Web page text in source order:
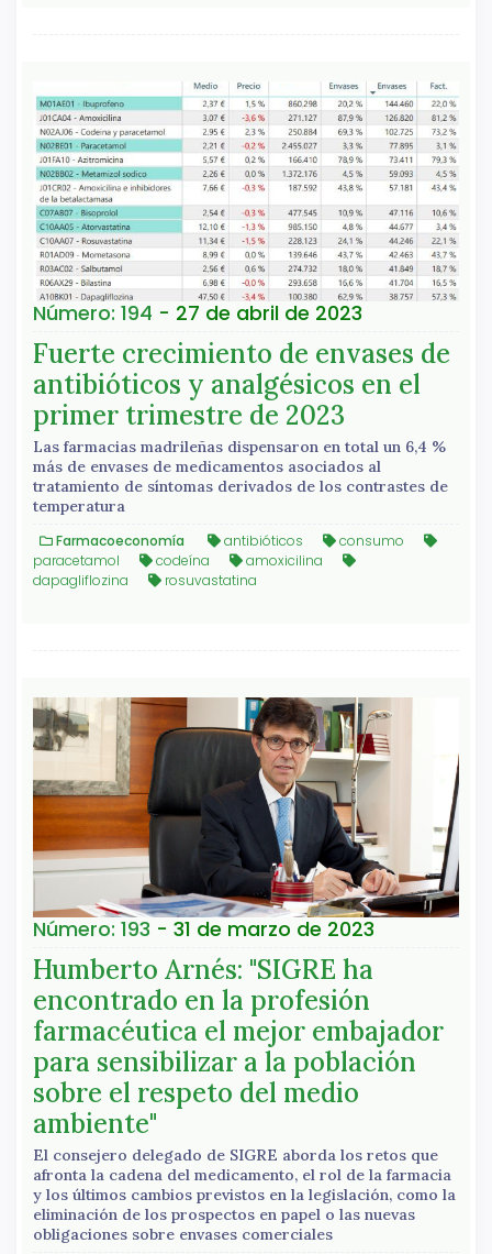
Número: 194 - 27 de abril de 2023
Fuerte crecimiento de envases de
antibióticos y analgésicos en el
primer trimestre de 2023
Las farmacias madrileñas dispensaron en total un 6,4 %
más de envases de medicamentos asociados al
tratamiento de síntomas derivados de los contrastes de
temperatura
Farmacoeconomía antibióticos
consumo
paracetamol
codeína
amoxicilina
dapagliflozina
rosuvastatina
Número: 193 - 31 de marzo de 2023
Humberto Arnés: "SIGRE ha
encontrado en la profesión
farmacéutica el mejor embajador
para sensibilizar a la población
sobre el respeto del medio
ambiente"
El consejero delegado de SIGRE aborda los retos que
afronta la cadena del medicamento, el rol de la farmacia
y los últimos cambios previstos en la legislación, como la
eliminación de los prospectos en papel o las nuevas
obligaciones sobre envases comerciales